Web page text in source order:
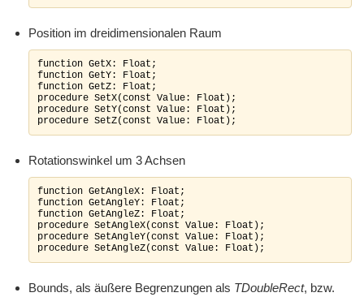
Position im dreidimensionalen Raum
function GetX: Float;
function GetY: Float;
function GetZ: Float;
procedure SetX(const Value: Float);
procedure SetY(const Value: Float);
procedure SetZ(const Value: Float);
Rotationswinkel um 3 Achsen
function GetAngleX: Float;
function GetAngleY: Float;
function GetAngleZ: Float;
procedure SetAngleX(const Value: Float);
procedure SetAngleY(const Value: Float);
procedure SetAngleZ(const Value: Float);
Bounds, als äußere Begrenzungen als TDoubleRect, bzw.